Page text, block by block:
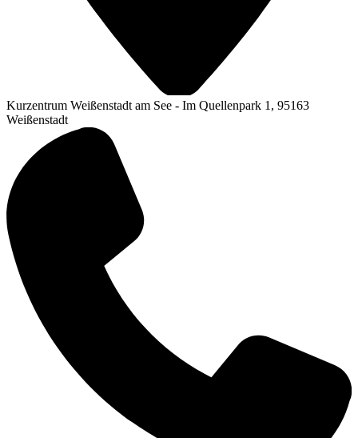
Kurzentrum Weißenstadt am See - Im Quellenpark 1, 95163
Weißenstadt